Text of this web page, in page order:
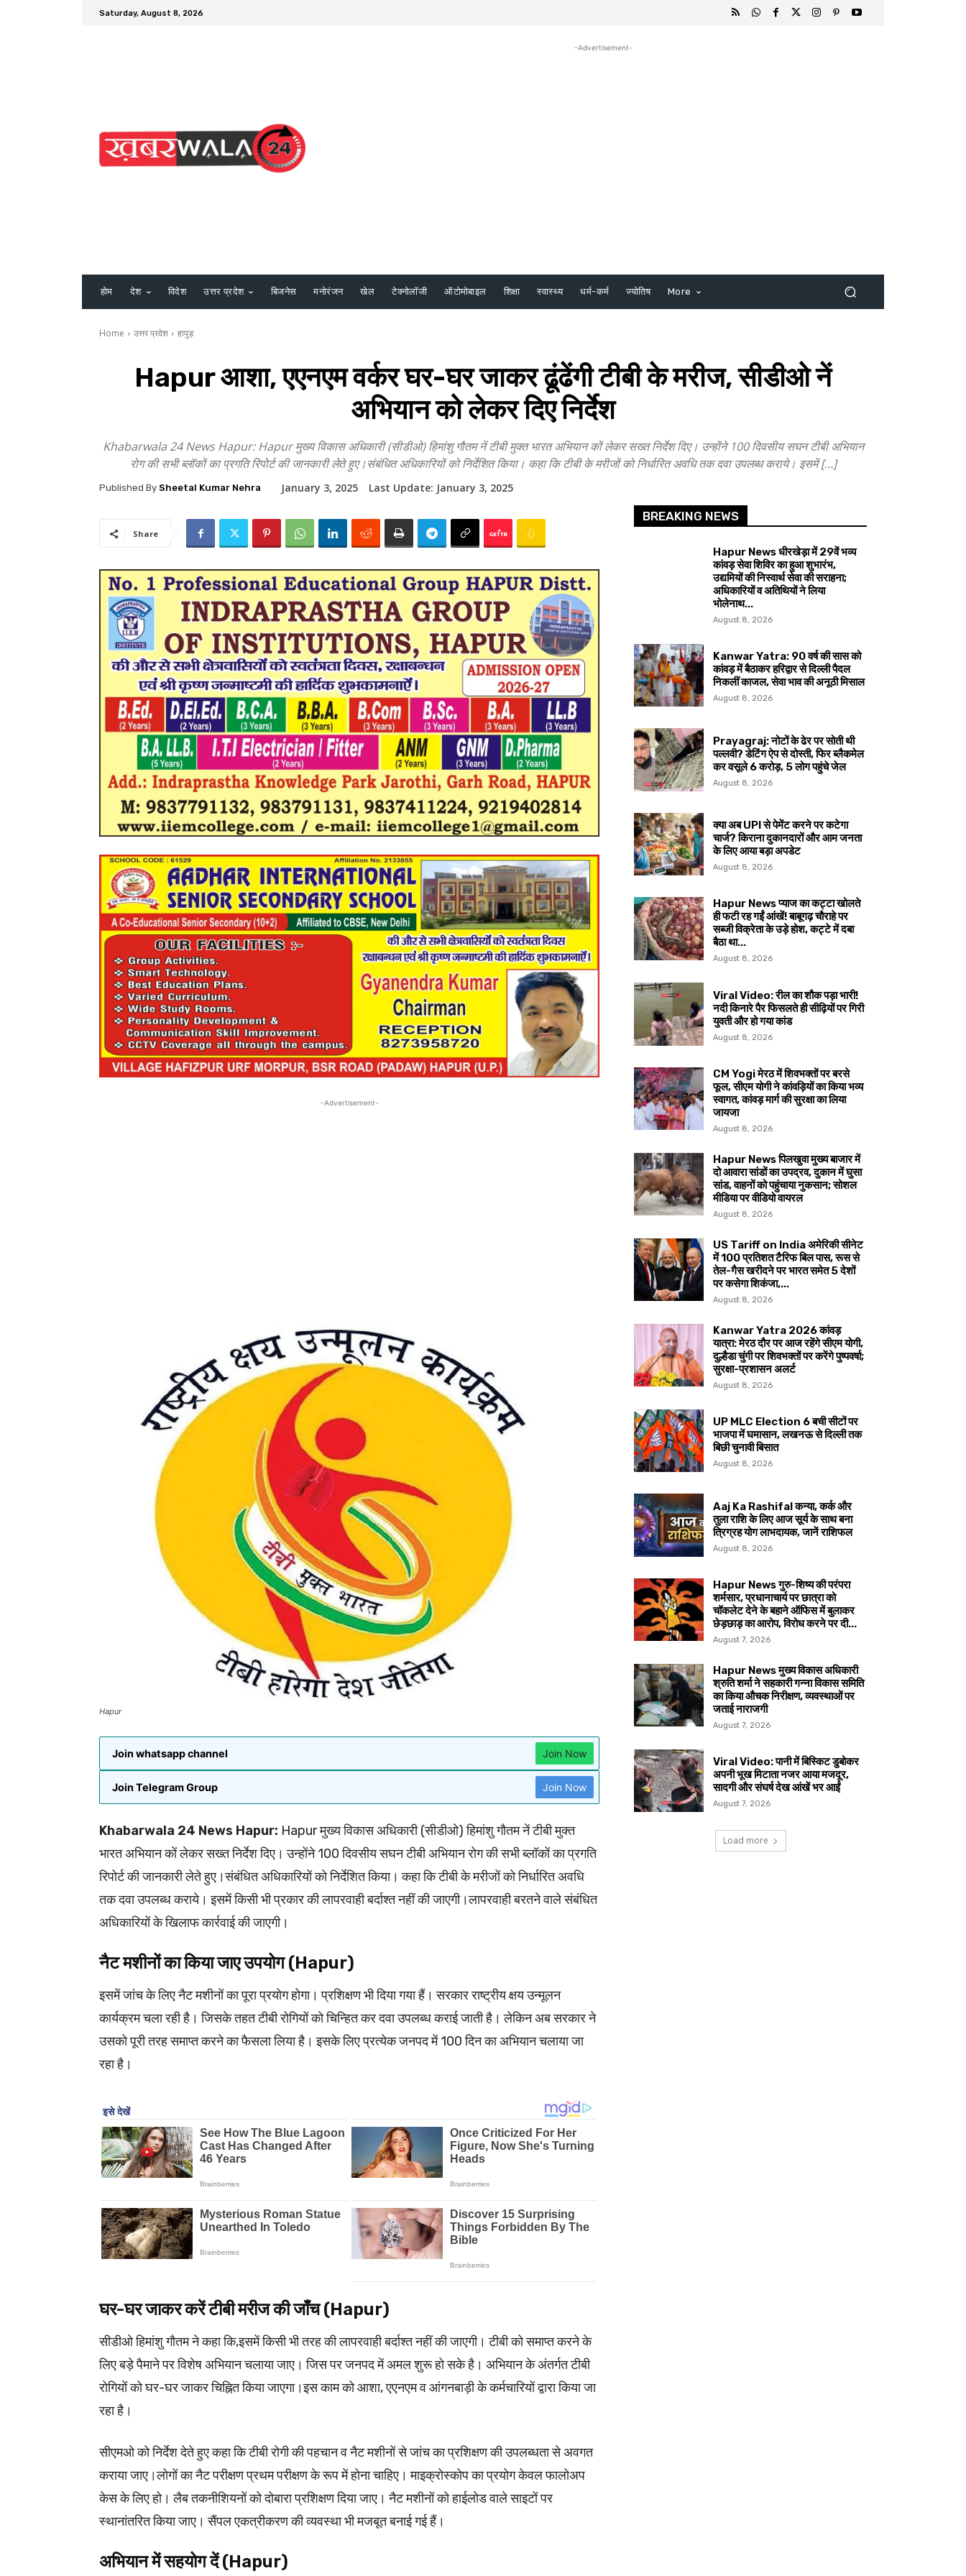
Saturday, August 8, 2026
-Advertisement-
होम देश विदेश उत्तर प्रदेश बिजनेस मनोरंजन खेल टेक्नोलॉजी ऑटोमोबाइल शिक्षा स्वास्थ्य धर्म-कर्म ज्योतिष More
Home उत्तर प्रदेश हापुड़
Hapur आशा, एएनएम वर्कर घर-घर जाकर ढूंढेंगी टीबी के मरीज, सीडीओ नें
अभियान को लेकर दिए न‍िर्देश
Khabarwala 24 News Hapur: Hapur मुख्य विकास अधिकारी (सीडीओ) हिमांशु गौतम नें टीबी मुक्त भारत अभियान कों लेकर सख्त निर्देश दिए। उन्होंने 100 दिवसीय सघन टीबी अभियान
रोग की सभी ब्लॉकों का प्रगति रिपोर्ट की जानकारी लेते हुए।संबंधित अधिकारियों को निर्देशित किया। कहा कि टीबी के मरीजों को निर्धारित अवधि तक दवा उपलब्ध कराये। इसमें […]
Published By Sheetal Kumar Nehra January 3, 2025 Last Update: January 3, 2025
Share
-Advertisement-
Hapur
Join whatsapp channel Join Now
Join Telegram Group Join Now
Khabarwala 24 News Hapur: Hapur मुख्य विकास अधिकारी (सीडीओ) हिमांशु गौतम नें टीबी मुक्त
भारत अभियान कों लेकर सख्त निर्देश दिए। उन्होंने 100 दिवसीय सघन टीबी अभियान रोग की सभी ब्लॉकों का प्रगति
रिपोर्ट की जानकारी लेते हुए।संबंधित अधिकारियों को निर्देशित किया। कहा कि टीबी के मरीजों को निर्धारित अवधि
तक दवा उपलब्ध कराये। इसमें किसी भी प्रकार की लापरवाही बर्दाश्त नहीं की जाएगी।लापरवाही बरतने वाले संबंधित
अधिकारियों के खिलाफ कार्रवाई की जाएगी।
नैट मशीनों का किया जाए उपयोग (Hapur)
इसमें जांच के लिए नैट मशीनों का पूरा प्रयोग होगा। प्रशिक्षण भी दिया गया हैं। सरकार राष्ट्रीय क्षय उन्मूलन
कार्यक्रम चला रही है। जिसके तहत टीबी रोगियों को चिन्हित कर दवा उपलब्ध कराई जाती है। लेकिन अब सरकार ने
उसको पूरी तरह समाप्त करने का फैसला लिया है। इसके लिए प्रत्येक जनपद में 100 दिन का अभियान चलाया जा
रहा है।
घर-घर जाकर करें टीबी मरीज की जाँच (Hapur)
सीडीओ हिमांशु गौतम ने कहा कि,इसमें किसी भी तरह की लापरवाही बर्दाश्त नहीं की जाएगी। टीबी को समाप्त करने के
लिए बड़े पैमाने पर विशेष अभियान चलाया जाए। जिस पर जनपद में अमल शुरू हो सके है। अभियान के अंतर्गत टीबी
रोगियों को घर-घर जाकर चिह्नित किया जाएगा।इस काम को आशा, एएनएम व आंगनबाड़ी के कर्मचारियों द्वारा किया जा
रहा है।
सीएमओ को निर्देश देते हुए कहा कि टीबी रोगी की पहचान व नैट मशीनों से जांच का प्रशिक्षण की उपलब्धता से अवगत
कराया जाए।लोगों का नैट परीक्षण प्रथम परीक्षण के रूप में होना चाहिए। माइक्रोस्कोप का प्रयोग केवल फालोअप
केस के लिए हो। लैब तकनीशियनों को दोबारा प्रशिक्षण दिया जाए। नैट मशीनों को हाईलोड वाले साइटों पर
स्थानांतरित किया जाए। सैंपल एकत्रीकरण की व्यवस्था भी मजबूत बनाई गई हैं।
अभियान में सहयोग दें (Hapur)
BREAKING NEWS
Hapur News धीरखेड़ा में 29वें भव्य
कांवड़ सेवा शिविर का हुआ शुभारंभ,
उद्यमियों की निस्वार्थ सेवा की सराहना;
अधिकारियों व अतिथियों ने लिया
भोलेनाथ...
August 8, 2026
Kanwar Yatra: 90 वर्ष की सास को
कांवड़ में बैठाकर हरिद्वार से दिल्ली पैदल
निकलीं काजल, सेवा भाव की अनूठी मिसाल
August 8, 2026
Prayagraj: नोटों के ढेर पर सोती थी
पल्लवी? डेटिंग ऐप से दोस्ती, फिर ब्लैकमेल
कर वसूले ₹6 करोड़, 5 लोग पहुंचे जेल
August 8, 2026
क्या अब UPI से पेमेंट करने पर कटेगा
चार्ज? किराना दुकानदारों और आम जनता
के लिए आया बड़ा अपडेट
August 8, 2026
Hapur News प्याज का कट्टा खोलते
ही फटी रह गईं आंखें! बाबूगढ़ चौराहे पर
सब्जी विक्रेता के उड़े होश, कट्टे में दबा
बैठा था...
August 8, 2026
Viral Video: रील का शौक पड़ा भारी!
नदी किनारे पैर फिसलते ही सीढ़ियों पर गिरी
युवती और हो गया कांड
August 8, 2026
CM Yogi मेरठ में शिवभक्तों पर बरसे
फूल, सीएम योगी ने कांवड़ियों का किया भव्य
स्वागत, कांवड़ मार्ग की सुरक्षा का लिया
जायजा
August 8, 2026
Hapur News पिलखुवा मुख्य बाजार में
दो आवारा सांडों का उपद्रव, दुकान में घुसा
सांड, वाहनों को पहुंचाया नुकसान; सोशल
मीडिया पर वीडियो वायरल
August 8, 2026
US Tariff on India अमेरिकी सीनेट
में 100 प्रतिशत टैरिफ बिल पास, रूस से
तेल-गैस खरीदने पर भारत समेत 5 देशों
पर कसेगा शिकंजा,...
August 8, 2026
Kanwar Yatra 2026 कांवड़
यात्रा: मेरठ दौर पर आज रहेंगे सीएम योगी,
दुल्हैडा चुंगी पर शिवभक्तों पर करेंगे पुष्पवर्षा;
सुरक्षा-प्रशासन अलर्ट
August 8, 2026
UP MLC Election 6 बची सीटों पर
भाजपा में घमासान, लखनऊ से दिल्ली तक
बिछी चुनावी बिसात
August 8, 2026
Aaj Ka Rashifal कन्या, कर्क और
तुला राशि के लिए आज सूर्य के साथ बना
त्रिग्रह योग लाभदायक, जानें राशिफल
August 8, 2026
Hapur News गुरु-शिष्य की परंपरा
शर्मसार, प्रधानाचार्य पर छात्रा को
चॉकलेट देने के बहाने ऑफिस में बुलाकर
छेड़छाड़ का आरोप, विरोध करने पर दी...
August 7, 2026
Hapur News मुख्य विकास अधिकारी
श्रुति शर्मा ने सहकारी गन्ना विकास समिति
का किया औचक निरीक्षण, व्यवस्थाओं पर
जताई नाराजगी
August 7, 2026
Viral Video: पानी में बिस्किट डुबोकर
अपनी भूख मिटाता नजर आया मजदूर,
सादगी और संघर्ष देख आंखें भर आईं
August 7, 2026
Load more